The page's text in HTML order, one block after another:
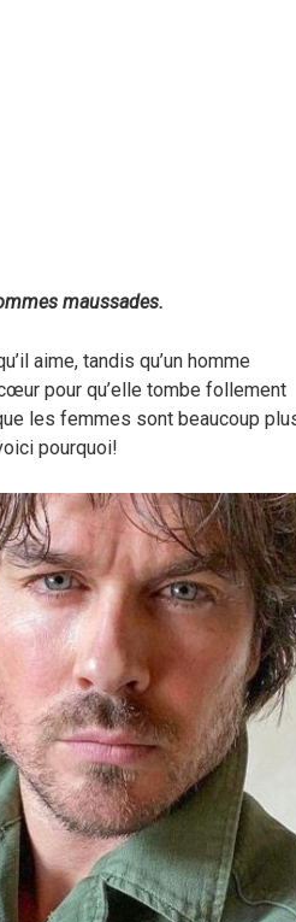
maussades.
aime, tandis qu’un homme
pour qu’elle tombe follement
les femmes sont beaucoup
pourquoi!